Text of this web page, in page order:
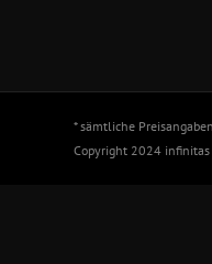
* sämtliche
Copyright 2024 infinitas